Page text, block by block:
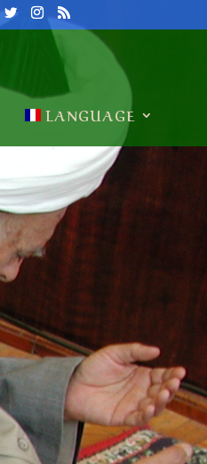
LANGUAGE